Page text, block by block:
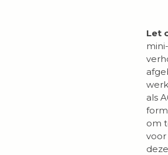
Let
als
om